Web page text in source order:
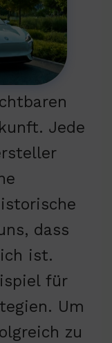
Jede
dass
ist.
für
Um
zu